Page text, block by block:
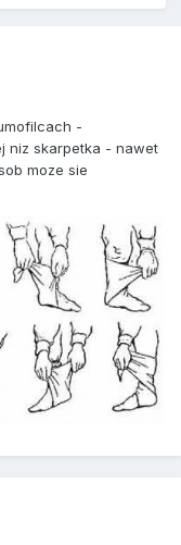
-
niz skarpetka - nawet
moze sie